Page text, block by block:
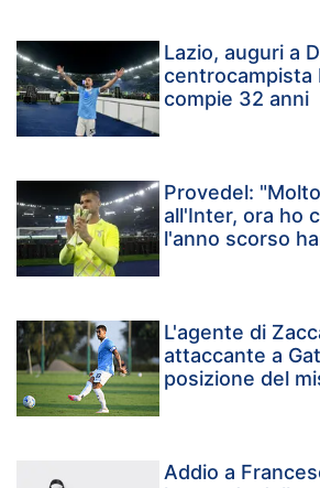
Lazio, auguri a
centrocampista
compie 32 anni
Provedel:
all'Inter, ora ho
l'anno scorso
L'agente di
attaccante a
posizione del
Addio a